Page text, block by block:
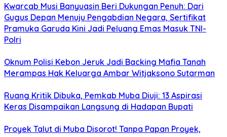
Kwarcab Musi Banyuasin Beri Dukungan Penuh: Dari
Gugus Depan Menuju Pengabdian Negara, Sertifikat
Pramuka Garuda Kini Jadi Peluang Emas Masuk TNI-
Polri
Oknum Polisi Kebon Jeruk Jadi Backing Mafia Tanah
Merampas Hak Keluarga Ambar Witjaksono Sutarman
Ruang Kritik Dibuka, Pemkab Muba Diuji: 13 Aspirasi
Keras Disampaikan Langsung di Hadapan Bupati
Proyek Talut di Muba Disorot! Tanpa Papan Proyek,